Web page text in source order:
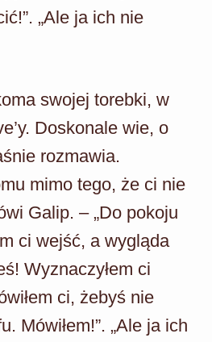
„Ale ja ich nie
swojej torebki, w
Doskonale wie, o
rozmawia.
mimo tego, że ci nie
Galip. – „Do pokoju
ci wejść, a wygląda
Wyznaczyłem ci
ci, żebyś nie
Mówiłem!”. „Ale ja ich